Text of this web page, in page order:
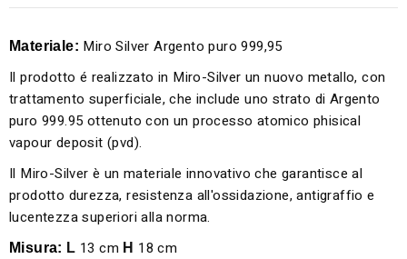
Materiale: Miro Silver Argento puro 999,95
Il prodotto é realizzato in Miro-Silver un nuovo metallo, con
trattamento superficiale, che include uno strato di Argento
puro 999.95 ottenuto con un processo atomico phisical
vapour deposit (pvd).
Il Miro-Silver è un materiale innovativo che garantisce al
prodotto durezza, resistenza all'ossidazione, antigraffio e
lucentezza superiori alla norma.
Misura: L 13 cm H 18 cm